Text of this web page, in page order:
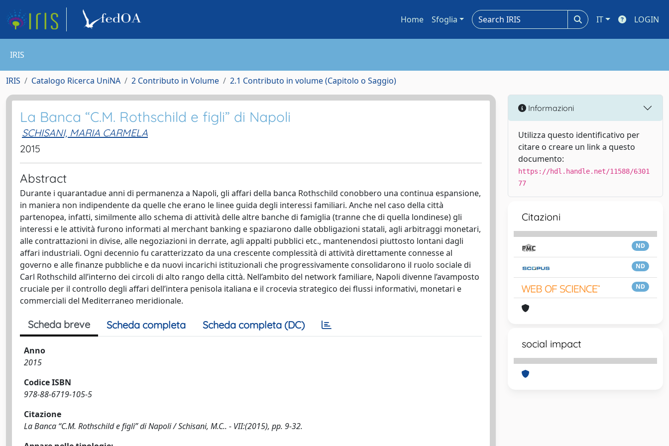
Home Sfoglia IT LOGIN
IRIS
IRIS Catalogo Ricerca UniNA 2 Contributo in Volume 2.1 Contributo in volume (Capitolo o Saggio)
La Banca “C.M. Rothschild e figli” di Napoli
SCHISANI, MARIA CARMELA
2015
Abstract
Durante i quarantadue anni di permanenza a Napoli, gli affari della banca Rothschild conobbero una continua espansione,
in maniera non indipendente da quelle che erano le linee guida degli interessi familiari. Anche nel caso della città
partenopea, infatti, similmente allo schema di attività delle altre banche di famiglia (tranne che di quella londinese) gli
interessi e le attività furono informati al merchant banking e spaziarono dalle obbligazioni statali, agli arbitraggi monetari,
alle contrattazioni in divise, alle negoziazioni in derrate, agli appalti pubblici etc., mantenendosi piuttosto lontani dagli
affari industriali. Ogni decennio fu caratterizzato da una crescente complessità di attività direttamente connesse al
governo e alle finanze pubbliche e da nuovi incarichi istituzionali che progressivamente consolidarono il ruolo sociale di
Carl Rothschild all’interno dei circoli di alto rango della città. Nell’ambito del network familiare, Napoli divenne l’avamposto
cruciale per il controllo degli affari dell’intera penisola italiana e il crocevia strategico dei flussi informativi, monetari e
commerciali del Mediterraneo meridionale.
Scheda breve Scheda completa Scheda completa (DC)
Anno
2015
Codice ISBN
978-88-6719-105-5
Citazione
La Banca “C.M. Rothschild e figli” di Napoli / Schisani, M.C.. - VII:(2015), pp. 9-32.
Informazioni
Utilizza questo identificativo per
citare o creare un link a questo
documento:
https://hdl.handle.net/11588/6301
77
Citazioni
ND
ND
ND
social impact